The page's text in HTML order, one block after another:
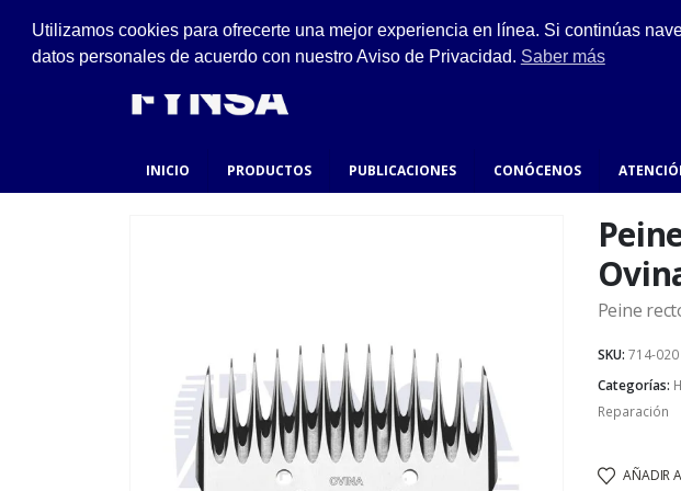
Ejido #94, San Felipe de Jesús, Gustavo A. Madero.
INICIO PRODUCTOS PUBLICACIONES CONÓCENOS
Peine
SKU: 714-020
Categorías:
Reparación
AÑADIR
Utilizamos cookies para ofrecerte una mejor experiencia en línea. Si continúas
datos personales de acuerdo con nuestro Aviso de Privacidad. Saber más